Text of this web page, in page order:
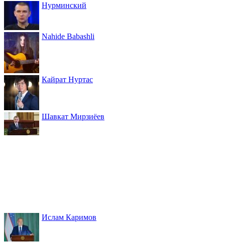
Нурминский
Nahide Babashli
Кайрат Нуртас
Шавкат Мирзиёев
Ислам Каримов